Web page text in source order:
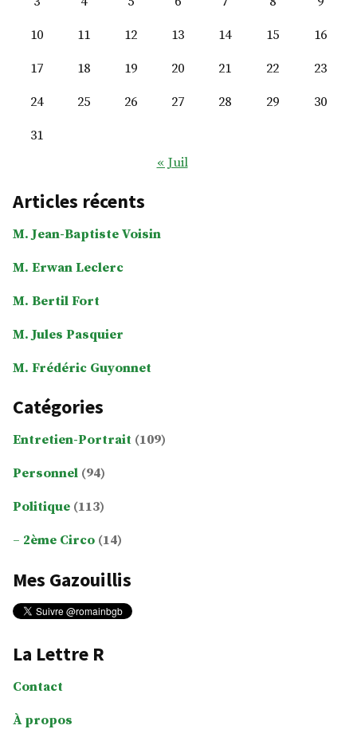
10
11 12 13 14 15
16
17
18 19 20 21 22
23
24
25 26 27 28 29
30
31
« Juil
Articles récents
M. Jean-Baptiste Voisin
M. Erwan Leclerc
M. Bertil Fort
M. Jules Pasquier
M. Frédéric Guyonnet
Catégories
Entretien-Portrait (109)
Personnel (94)
Politique (113)
2ème Circo (14)
Mes Gazouillis
La Lettre R
Contact
À propos